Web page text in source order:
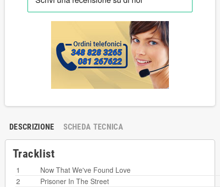
DESCRIZIONE SCHEDA TECNICA
Tracklist
1
Now That We've Found Love
2
Prisoner In The Street